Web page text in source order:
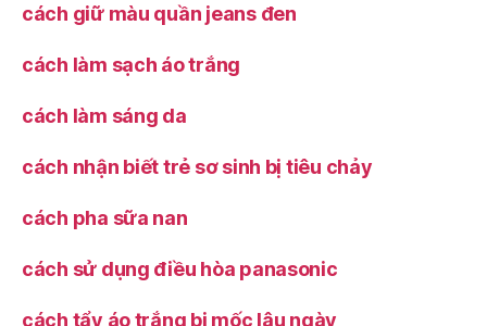
cách giữ màu quần jeans đen
cách làm sạch áo trắng
cách làm sáng da
cách nhận biết trẻ sơ sinh bị tiêu chảy
cách pha sữa nan
cách sử dụng điều hòa panasonic
cách tẩy áo trắng bị mốc lâu ngày